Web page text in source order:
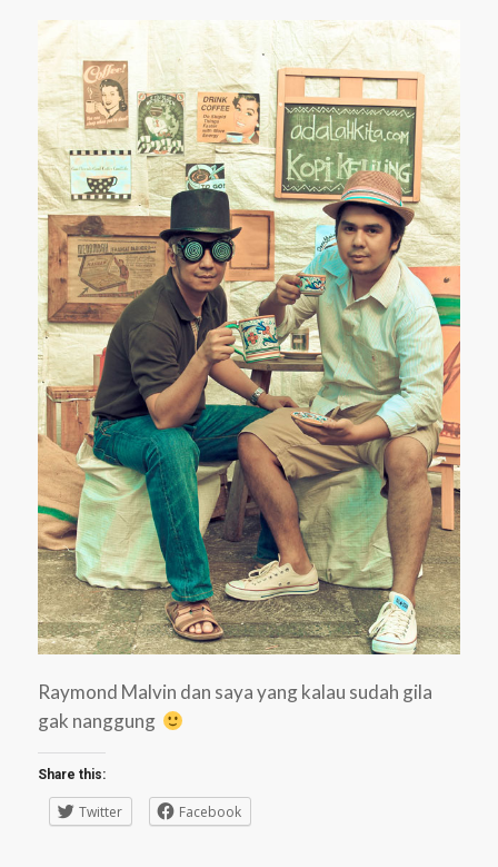
Raymond Malvin dan saya yang kalau sudah gila
gak nanggung
Share this:
Twitter Facebook